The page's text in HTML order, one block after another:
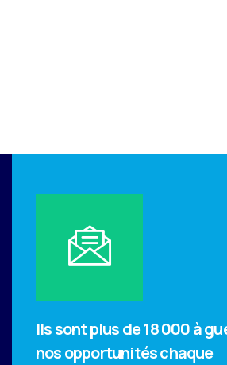
Ils sont plus de 18 000 à
nos opportunités chaque